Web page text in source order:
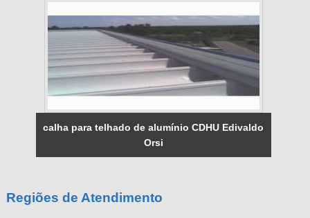
calha para telhado de alumínio CDHU Edivaldo
Orsi
Regiões de Atendimento